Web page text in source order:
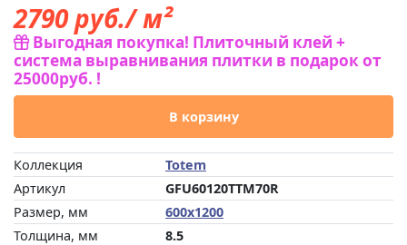
2790руб./ м²
Выгодная покупка! Плиточный клей +
система выравнивания плитки в подарок от
25000руб. !
В корзину
Коллекция
Totem
Артикул
GFU60120TTM70R
Размер, мм
600x1200
Толщина, мм
8.5